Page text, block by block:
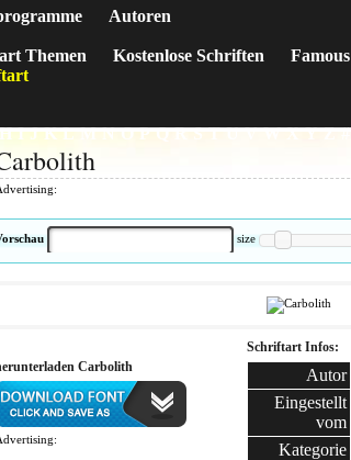
Autoren
Themen Kostenlose Schriften
Famous
H I J K L M N O P Q R S T U V W X Y Z #
size
Carbolith
Schriftart Infos:
Autor
Eingestellt
vom
Kategorie